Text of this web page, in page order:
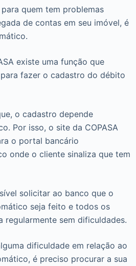
quem tem problemas
de contas em seu imóvel, é
existe uma função que
fazer o cadastro do débito
o cadastro depende
Por isso, o site da COPASA
o portal bancário
onde o cliente sinaliza que tem
solicitar ao banco que o
seja feito e todos os
regularmente sem dificuldades.
dificuldade em relação ao
é preciso procurar a sua